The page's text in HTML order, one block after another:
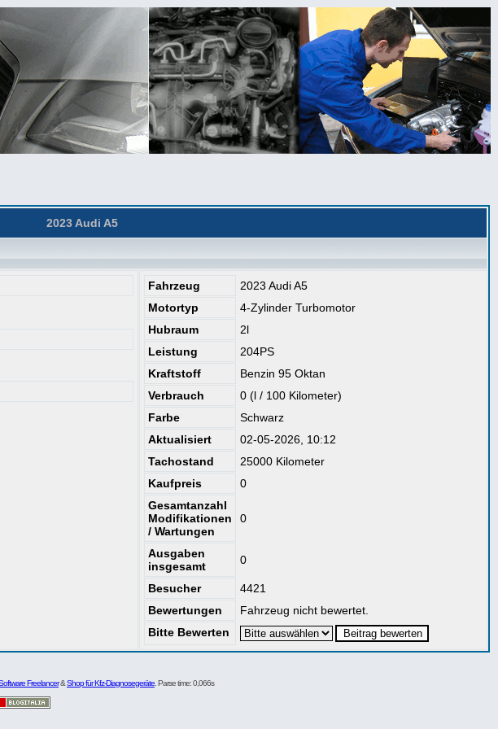
2023 Audi A5
Fahrzeug
2023 Audi A5
Motortyp
4-Zylinder Turbomotor
Hubraum
2l
Leistung
204PS
Kraftstoff
Benzin 95 Oktan
Verbrauch
0 (l / 100 Kilometer)
Farbe
Schwarz
Aktualisiert
02-05-2026, 10:12
Tachostand
25000 Kilometer
Kaufpreis
0
Gesamtanzahl
Modifikationen
/ Wartungen
0
Ausgaben
insgesamt
0
Besucher
4421
Bewertungen
Fahrzeug nicht bewertet.
Bitte Bewerten
Freelancer&Shop für Kfz-Diagnosegeräte . Parse time: 0,066s